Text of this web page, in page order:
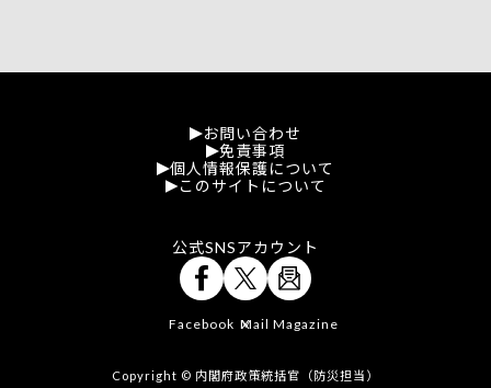
お問い合わせ
免責事項
個人情報保護について
このサイトについて
公式SNSアカウント
Facebook X
Mail Magazine
Copyright © 内閣府政策統括官（防災担当）